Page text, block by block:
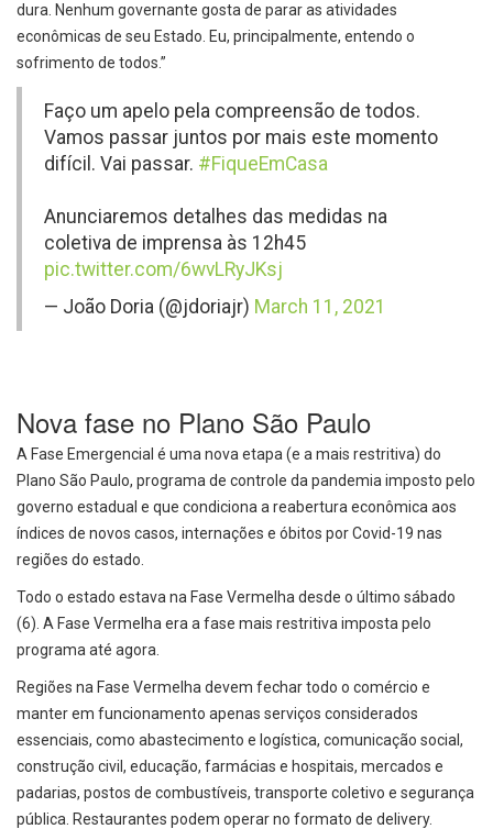
dura. Nenhum governante gosta de parar as atividades
econômicas de seu Estado. Eu, principalmente, entendo o
sofrimento de todos.”
Faço um apelo pela compreensão de todos.
Vamos passar juntos por mais este momento
difícil. Vai passar. #FiqueEmCasa
Anunciaremos detalhes das medidas na
coletiva de imprensa às 12h45
pic.twitter.com/6wvLRyJKsj
— João Doria (@jdoriajr) March 11, 2021
Nova fase no Plano São Paulo
A Fase Emergencial é uma nova etapa (e a mais restritiva) do
Plano São Paulo, programa de controle da pandemia imposto pelo
governo estadual e que condiciona a reabertura econômica aos
índices de novos casos, internações e óbitos por Covid-19 nas
regiões do estado.
Todo o estado estava na Fase Vermelha desde o último sábado
(6). A Fase Vermelha era a fase mais restritiva imposta pelo
programa até agora.
Regiões na Fase Vermelha devem fechar todo o comércio e
manter em funcionamento apenas serviços considerados
essenciais, como abastecimento e logística, comunicação social,
construção civil, educação, farmácias e hospitais, mercados e
padarias, postos de combustíveis, transporte coletivo e segurança
pública. Restaurantes podem operar no formato de delivery.